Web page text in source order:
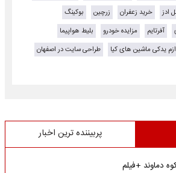
ادز خرید زعفران زرچین
بوکینگ
آفرتایم مزایده خودرو
بلیط هواپیما
یدکی ماشین های کیا
طراحی سایت در اصفهان
پربیننده ترین اخبار
دماوند +فیلم